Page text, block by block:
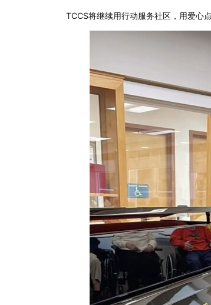
TCCS将继续用行动服务社区，用爱心